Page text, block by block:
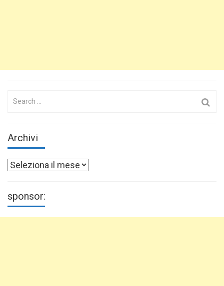
Search
Archivi
Archivi
sponsor: